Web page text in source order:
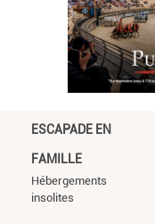
ESCAPADE EN
FAMILLE
Hébergements
insolites